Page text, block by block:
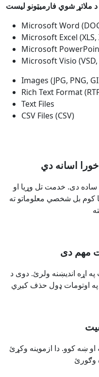
د ملاتړ شوي فارمیټونو لیست
Microsoft Word
Microsoft Excel (XLS,
Microsoft
Microsoft Visio (VSD,
Images (JPG, PNG,
Rich Text Format
Text Files
CSV Files (CSV)
اسانه دي
ساده دی. خدمت تل وړیا او
کوم بل شخصي معلوماتو ته
مهم دی
په اړه اندیښنه ولرئ. دوی د
ښه کوو. دا ازموینه وکړئ